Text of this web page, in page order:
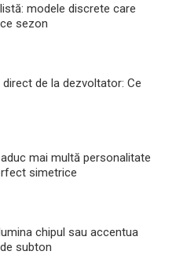
modele discrete care
sezon
de la dezvoltator: Ce
mai multă personalitate
simetrice
chipul sau accentua
subton